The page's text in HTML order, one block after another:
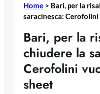
Home > Bari, per la
saracinesca:
Bari, per la
chiudere la
Cerofolini
sheet